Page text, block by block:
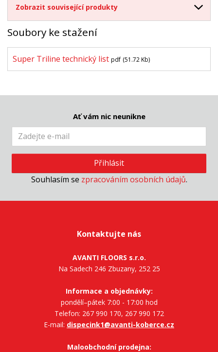
Zobrazit související produkty
Soubory ke stažení
Super Triline technický list pdf (51.72 Kb)
Ať vám nic neunikne
Přihlásit
Souhlasím se zpracováním osobních údajů.
Kontaktujte nás
AVANTI FLOORS s.r.o.
Na Sadech 246 Zbuzany, 252 25
Informace a objednávky:
pondělí–pátek 7:00 - 17:00 hod
Telefon: 267 990 170, 267 990 172
E-mail: dispecink1@avanti-koberce.cz
Maloobchodní prodejna: